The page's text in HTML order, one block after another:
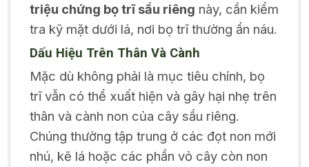
triệu chứng bọ trĩ sầu riêng này, cần kiểm
tra kỹ mặt dưới lá, nơi bọ trĩ thường ẩn náu.
Dấu Hiệu Trên Thân Và Cành
Mặc dù không phải là mục tiêu chính, bọ
trĩ vẫn có thể xuất hiện và gây hại nhẹ trên
thân và cành non của cây sầu riêng.
Chúng thường tập trung ở các đọt non mới
nhú, kẽ lá hoặc các phần vỏ cây còn non